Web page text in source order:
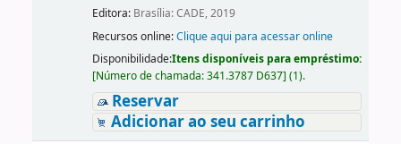
Editora: Brasília: CADE, 2019
Recursos online:Clique aqui para acessar online
Disponibilidade:Itens disponíveis para empréstimo:
[Número de chamada:341.3787 D637] (1).
Reservar
Adicionar ao seu carrinho